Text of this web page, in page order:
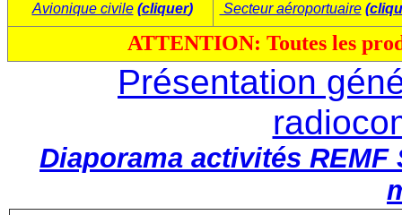
Avionique civile (cliquer) Secteur aéroportuaire (
ATTENTION: Toutes les
Présentation
Diaporama activités